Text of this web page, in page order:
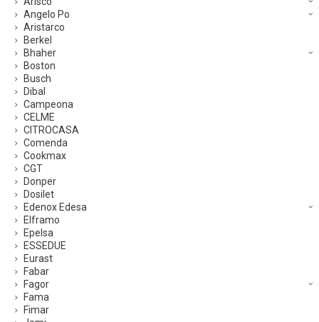
Angelo Po
Aristarco
Berkel
Bhaher
Boston
Busch
Dibal
Campeona
CELME
CITROCASA
Comenda
Cookmax
CGT
Donper
Dosilet
Edenox Edesa
Elframo
Epelsa
ESSEDUE
Eurast
Fabar
Fagor
Fama
Fimar